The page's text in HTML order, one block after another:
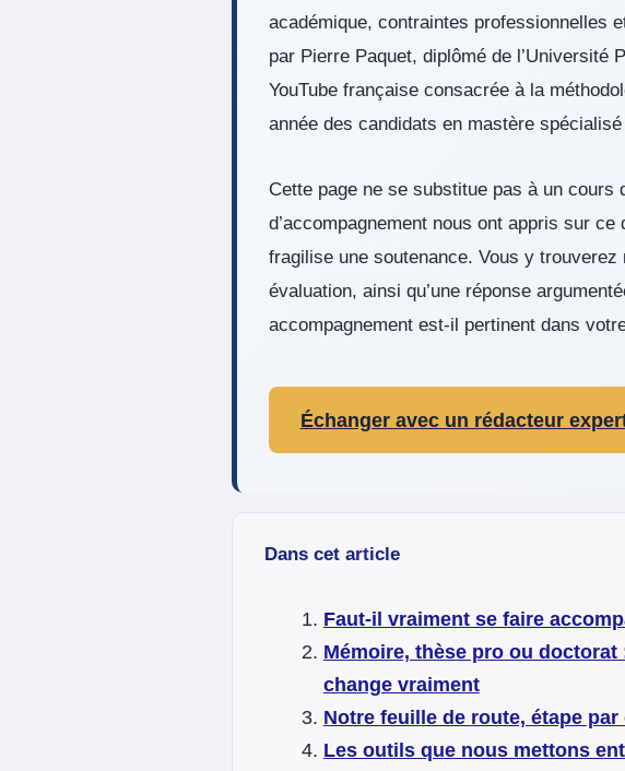
académique, contraintes professionnelles
par Pierre Paquet, diplômé de l’Université
YouTube française consacrée à la
année des candidats en mastère
Cette page ne se substitue pas à un cours
d’accompagnement nous ont appris sur
fragilise une soutenance. Vous y
évaluation, ainsi qu’une réponse
accompagnement est-il pertinent dans
Échanger avec un rédacteur
Dans cet article
Faut-il vraiment se faire
Mémoire, thèse pro ou doctorat
change vraiment
Notre feuille de route, étape par
Les outils que nous mettons